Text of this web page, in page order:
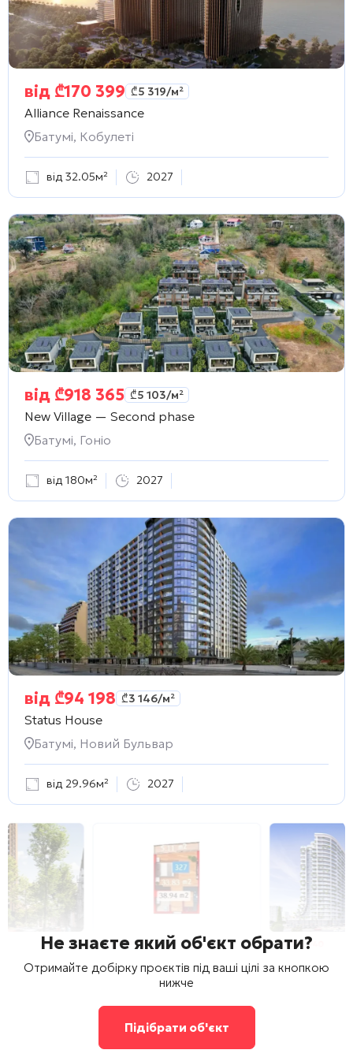
від ₾170 399 ₾5 319/м²
Alliance Renaissance
Батумі, Кобулеті
від 32.05м² 2027
від ₾918 365 ₾5 103/м²
New Village — Second phase
Батумі, Гоніо
від 180м² 2027
від ₾94 198 ₾3 146/м²
Status House
Батумі, Новий Бульвар
від 29.96м² 2027
Не знаєте який об'єкт обрати?
Отримайте добірку проєктів під ваші цілі за кнопкою
нижче
Підібрати об'єкт